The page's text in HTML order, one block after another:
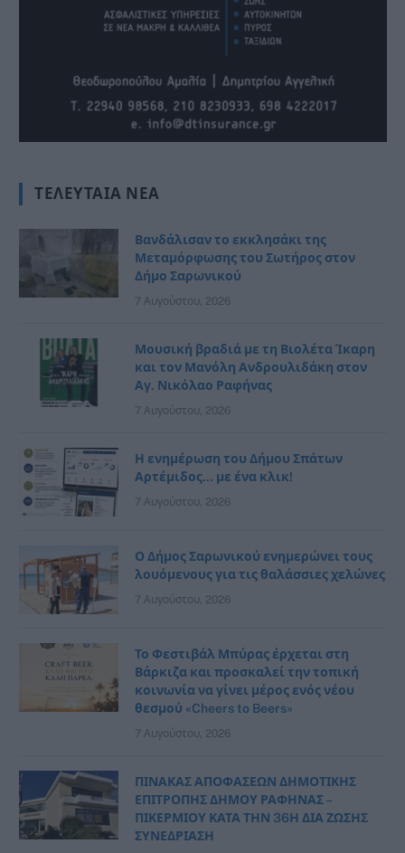
ΤΕΛΕΥΤΑΊΑ ΝΈΑ
Βανδάλισαν το εκκλησάκι της
Μεταμόρφωσης του Σωτήρος στον
Δήμο Σαρωνικού
7 Αυγούστου, 2026
Μουσική βραδιά με τη Βιολέτα Ίκαρη
και τον Μανόλη Ανδρουλιδάκη στον
Αγ. Νικόλαο Ραφήνας
7 Αυγούστου, 2026
Η ενημέρωση του Δήμου Σπάτων
Αρτέμιδος… με ένα κλικ!
7 Αυγούστου, 2026
Ο Δήμος Σαρωνικού ενημερώνει τους
λουόμενους για τις θαλάσσιες χελώνες
7 Αυγούστου, 2026
Το Φεστιβάλ Μπύρας έρχεται στη
Βάρκιζα και προσκαλεί την τοπική
κοινωνία να γίνει μέρος ενός νέου
θεσμού «Cheers to Beers»
7 Αυγούστου, 2026
ΠΙΝΑΚΑΣ ΑΠΟΦΑΣΕΩΝ ΔΗΜΟΤΙΚΗΣ
ΕΠΙΤΡΟΠΗΣ ΔΗΜΟΥ ΡΑΦΗΝΑΣ –
ΠΙΚΕΡΜΙΟΥ ΚΑΤΑ ΤΗΝ 36Η ΔΙΑ ΖΩΣΗΣ
ΣΥΝΕΔΡΙΑΣΗ